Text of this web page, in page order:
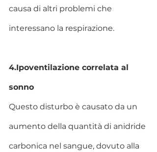
causa di altri problemi che
interessano la respirazione.
4.Ipoventilazione correlata al
sonno
Questo disturbo è causato da un
aumento della quantità di anidride
carbonica nel sangue, dovuto alla